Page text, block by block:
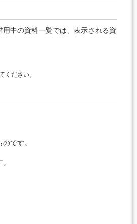
中の資料一覧では、表示される資
ください。
です。